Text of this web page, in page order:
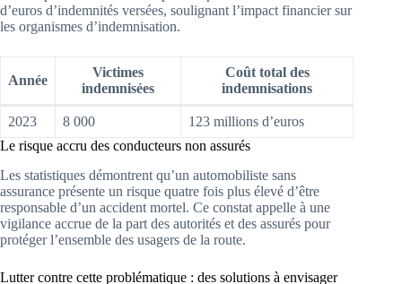
d’euros d’indemnités versées, soulignant l’impact financier sur
les organismes d’indemnisation.
Année
Victimes
indemnisées
Coût total des
indemnisations
2023 8 000
123 millions d’euros
Le risque accru des conducteurs non assurés
Les statistiques démontrent qu’un automobiliste sans
assurance présente un risque quatre fois plus élevé d’être
responsable d’un accident mortel. Ce constat appelle à une
vigilance accrue de la part des autorités et des assurés pour
protéger l’ensemble des usagers de la route.
Lutter contre cette problématique : des solutions à envisager